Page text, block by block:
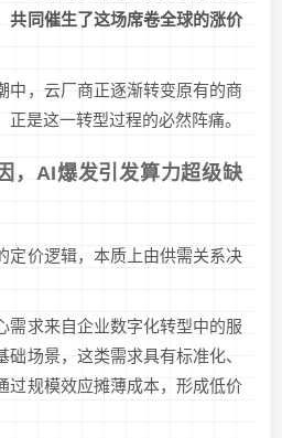
共同催生了这场席卷全球的涨价
中，云厂商正逐渐转变原有的商
是这一转型过程的必然阵痛。
，AI爆发引发算力超级缺
定价逻辑，本质上由供需关系决
需求来自企业数字化转型中的服
场景，这类需求具有标准化、
过规模效应摊薄成本，形成低价